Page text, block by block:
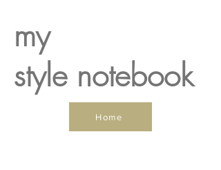
my
style notebook
Home